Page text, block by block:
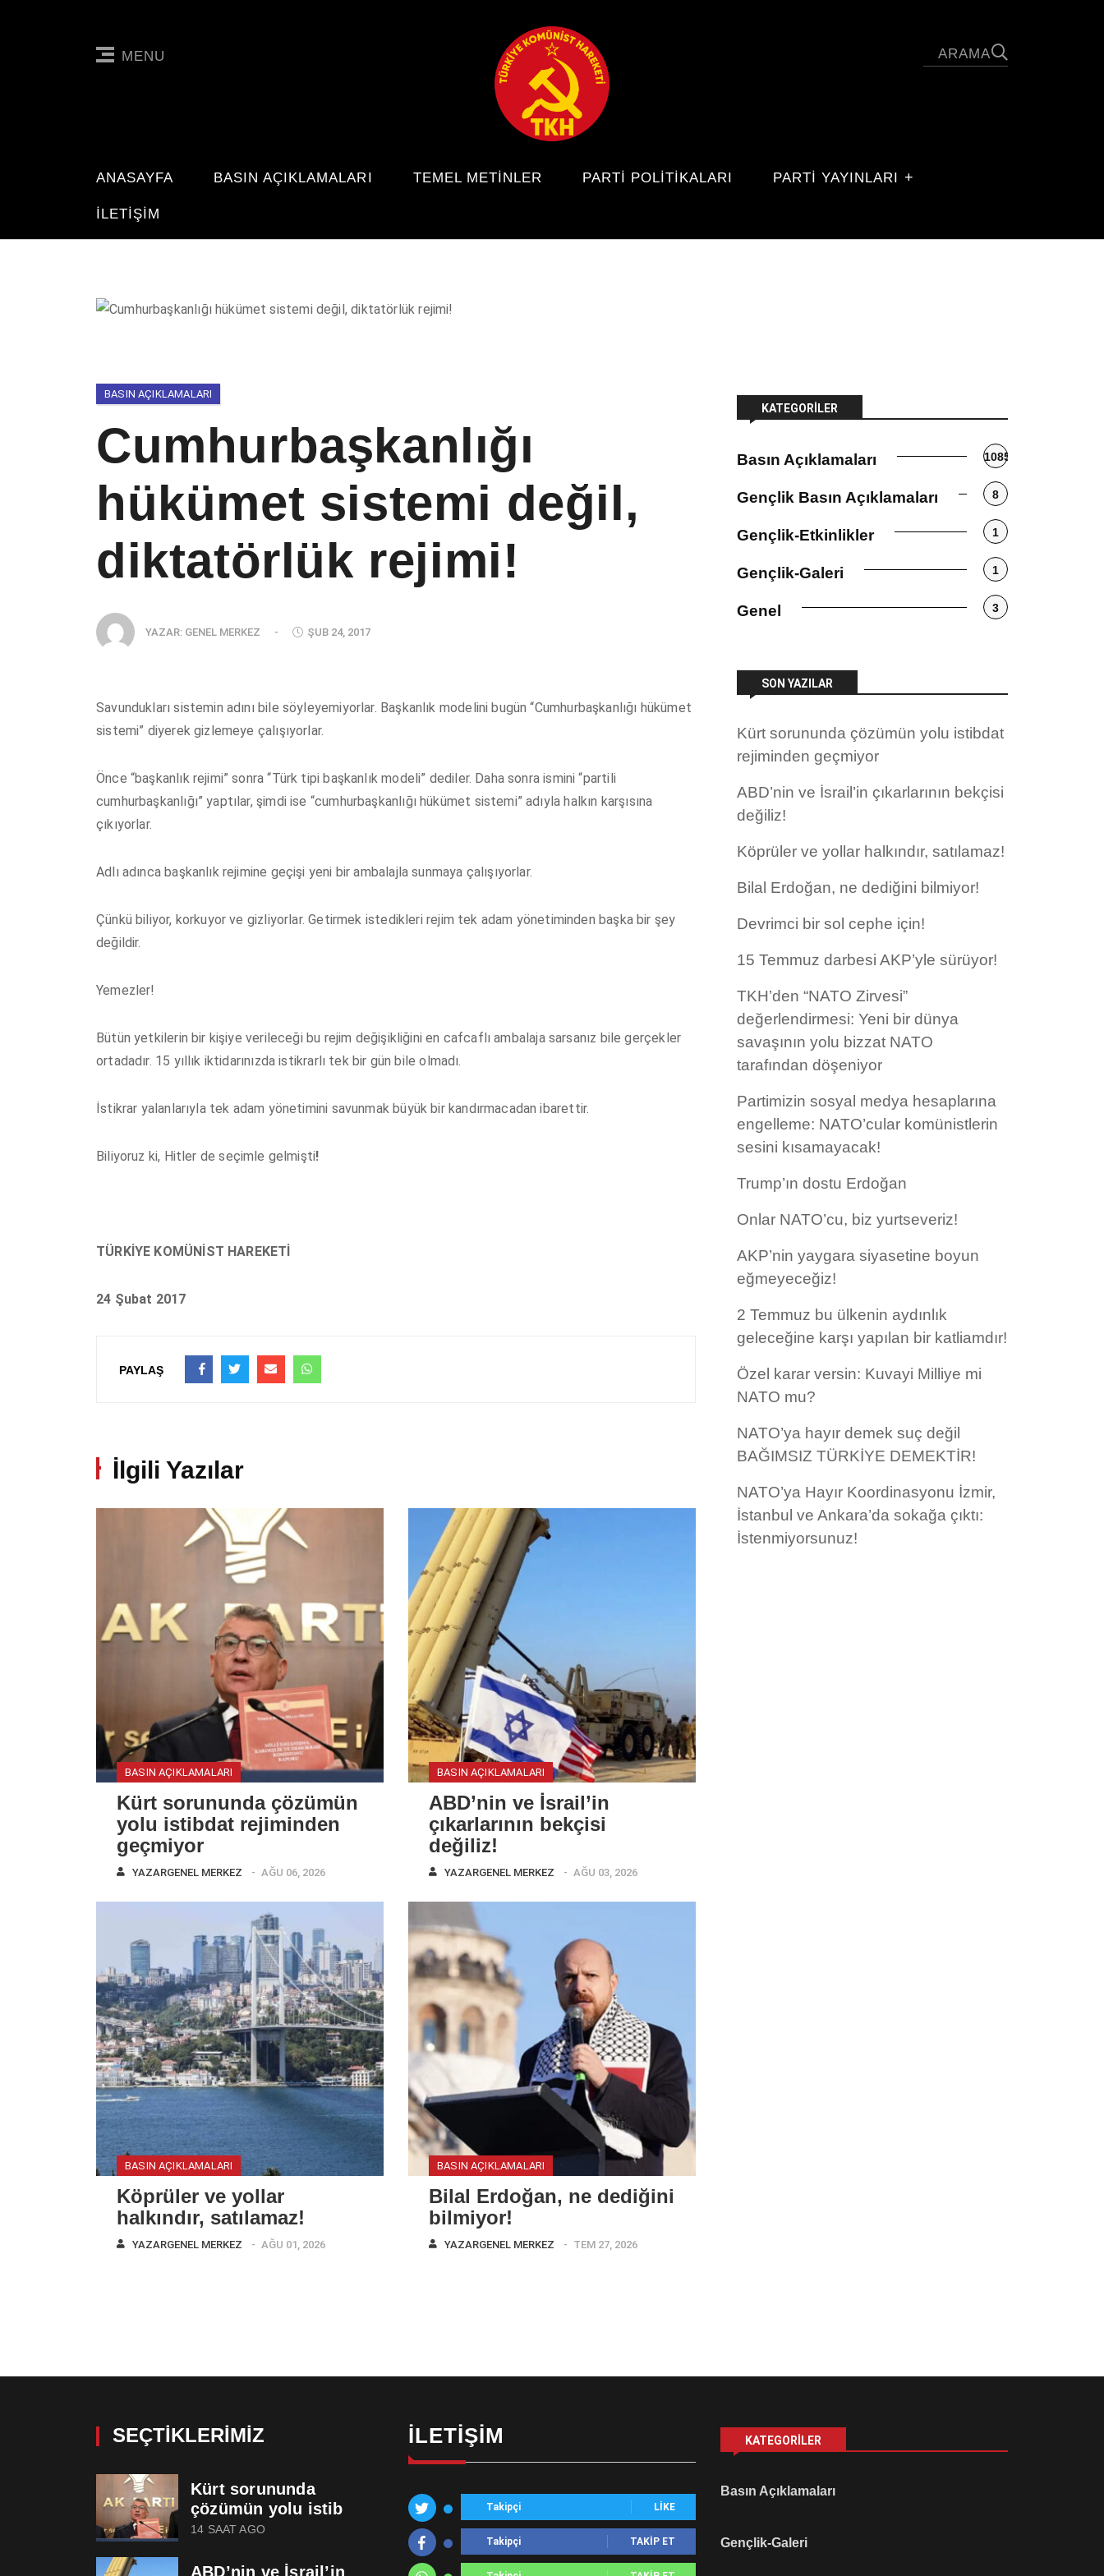
MENU
ANASAYFA BASIN AÇIKLAMALARI TEMEL METINLER PARTI POLITIKALARI PARTİ YAYINLARI
İLETIŞIM
BASIN AÇIKLAMALARI
Cumhurbaşkanlığı
hükümet sistemi değil,
diktatörlük rejimi!
YAZAR: GENEL MERKEZ - ŞUB 24, 2017
Savundukları sistemin adını bile söyleyemiyorlar. Başkanlık modelini bugün “Cumhurbaşkanlığı hükümet
sistemi” diyerek gizlemeye çalışıyorlar.
Önce “başkanlık rejimi” sonra “Türk tipi başkanlık modeli” dediler. Daha sonra ismini “partili
cumhurbaşkanlığı” yaptılar, şimdi ise “cumhurbaşkanlığı hükümet sistemi” adıyla halkın karşısına
çıkıyorlar.
Adlı adınca başkanlık rejimine geçişi yeni bir ambalajla sunmaya çalışıyorlar.
Çünkü biliyor, korkuyor ve gizliyorlar. Getirmek istedikleri rejim tek adam yönetiminden başka bir şey
değildir.
Yemezler!
Bütün yetkilerin bir kişiye verileceği bu rejim değişikliğini en cafcaflı ambalaja sarsanız bile gerçekler
ortadadır. 15 yıllık iktidarınızda istikrarlı tek bir gün bile olmadı.
İstikrar yalanlarıyla tek adam yönetimini savunmak büyük bir kandırmacadan ibarettir.
Biliyoruz ki, Hitler de seçimle gelmişti!
TÜRKİYE KOMÜNİST HAREKETİ
24 Şubat 2017
PAYLAŞ
İlgili Yazılar
BASIN AÇIKLAMALARI
Kürt sorununda çözümün
yolu istibdat rejiminden
geçmiyor
YAZARGENEL MERKEZ AĞU 06, 2026
BASIN AÇIKLAMALARI
ABD’nin ve İsrail’in
çıkarlarının bekçisi
değiliz!
YAZARGENEL MERKEZ AĞU 03, 2026
BASIN AÇIKLAMALARI
Köprüler ve yollar
halkındır, satılamaz!
YAZARGENEL MERKEZ AĞU 01, 2026
BASIN AÇIKLAMALARI
Bilal Erdoğan, ne dediğini
bilmiyor!
YAZARGENEL MERKEZ TEM 27, 2026
KATEGORILER
Basın Açıklamaları 1085
Gençlik Basın Açıklamaları 8
Gençlik-Etkinlikler 1
Gençlik-Galeri 1
Genel 3
SON YAZILAR
Kürt sorununda çözümün yolu istibdat
rejiminden geçmiyor
ABD’nin ve İsrail’in çıkarlarının bekçisi
değiliz!
Köprüler ve yollar halkındır, satılamaz!
Bilal Erdoğan, ne dediğini bilmiyor!
Devrimci bir sol cephe için!
15 Temmuz darbesi AKP’yle sürüyor!
TKH’den “NATO Zirvesi”
değerlendirmesi: Yeni bir dünya
savaşının yolu bizzat NATO
tarafından döşeniyor
Partimizin sosyal medya hesaplarına
engelleme: NATO’cular komünistlerin
sesini kısamayacak!
Trump’ın dostu Erdoğan
Onlar NATO’cu, biz yurtseveriz!
AKP’nin yaygara siyasetine boyun
eğmeyeceğiz!
2 Temmuz bu ülkenin aydınlık
geleceğine karşı yapılan bir katliamdır!
Özel karar versin: Kuvayi Milliye mi
NATO mu?
NATO’ya hayır demek suç değil
BAĞIMSIZ TÜRKİYE DEMEKTİR!
NATO’ya Hayır Koordinasyonu İzmir,
İstanbul ve Ankara’da sokağa çıktı:
İstenmiyorsunuz!
SEÇTIKLERIMIZ
Kürt sorununda
çözümün yolu istib
14 SAAT AGO
ABD’nin ve İsrail’in
İLETIŞIM
Takipçi LIKE
Takipçi TAKIP ET
KATEGORILER
Basın Açıklamaları
Gençlik-Galeri